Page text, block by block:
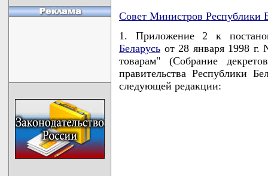
Совет Министров Республики
1. Приложение 2 к
Беларусь от 28 января 1998 г.
товарам" (Собрание
правительства Республики
следующей редакции: